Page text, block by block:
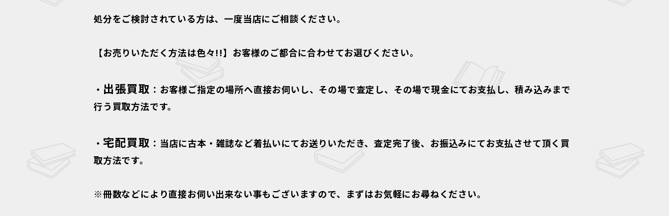
処分をご検討されている方は、一度当店にご相談ください。
【お売りいただく方法は色々!!】 お客様のご都合に合わせてお選びください。
・ 出張買取 ：お客様ご指定の場所へ直接お伺いし、その場で査定し、その場で現金にてお支払し、積み込みまで
行う買取方法です。
・ 宅配買取 ：当店に古本・雑誌など着払いにてお送りいただき、査定完了後、お振込みにてお支払させて頂く買
取方法です。
※冊数などにより直接お伺い出来ない事もございますので、まずはお気軽にお尋ねください。